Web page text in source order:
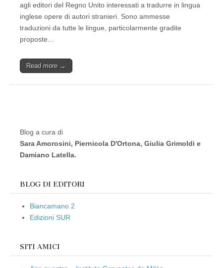
agli editori del Regno Unito interessati a tradurre in lingua
inglese opere di autori stranieri. Sono ammesse
traduzioni da tutte le lingue, particolarmente gradite
proposte…
Read more →
Blog a cura di
Sara Amorosini, Piernicola D'Ortona, Giulia Grimoldi e
Damiano Latella.
BLOG DI EDITORI
Biancamano 2
Edizioni SUR
SITI AMICI